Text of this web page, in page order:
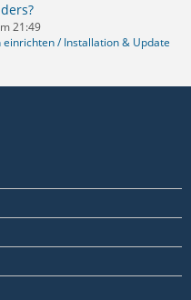
21:49
/ Installation & Update